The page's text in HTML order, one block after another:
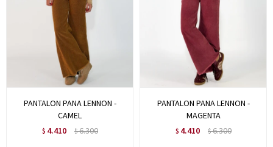
PANTALON PANA LENNON -
CAMEL
$ 4.410 $6.300
PANTALON PANA LENNON -
MAGENTA
$ 4.410 $6.300